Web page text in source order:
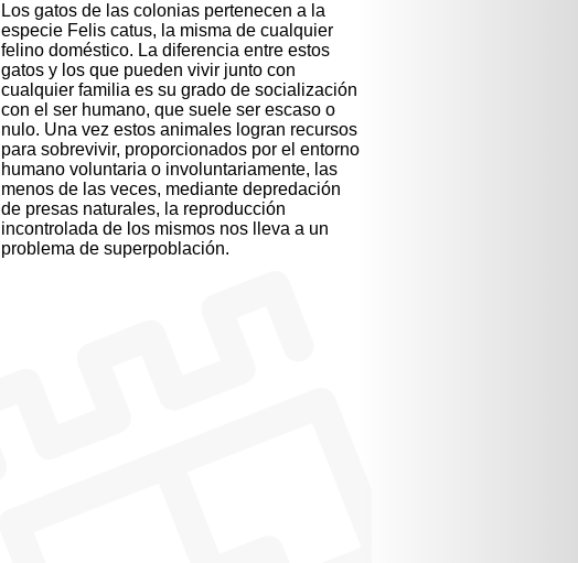
Los gatos de las colonias pertenecen a la
especie Felis catus, la misma de cualquier
felino doméstico. La diferencia entre estos
gatos y los que pueden vivir junto con
cualquier familia es su grado de socialización
con el ser humano, que suele ser escaso o
nulo. Una vez estos animales logran recursos
para sobrevivir, proporcionados por el entorno
humano voluntaria o involuntariamente, las
menos de las veces, mediante depredación
de presas naturales, la reproducción
incontrolada de los mismos nos lleva a un
problema de superpoblación.